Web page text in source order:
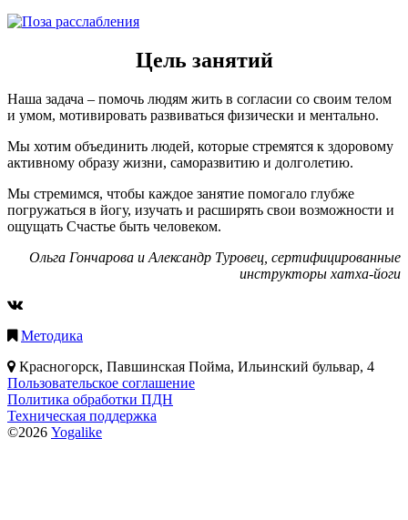
Цель занятий
Наша задача – помочь людям жить в согласии со своим телом
и умом, мотивировать развиваться физически и ментально.
Мы хотим объединить людей, которые стремятся к здоровому
активному образу жизни, саморазвитию и долголетию.
Мы стремимся, чтобы каждое занятие помогало глубже
погружаться в йогу, изучать и расширять свои возможности и
ощущать Счастье быть человеком.
Ольга Гончарова и Александр Туровец, сертифицированные
инструкторы хатха-йоги
Методика
Красногорск, Павшинская Пойма, Ильинский бульвар, 4
Пользовательское соглашение
Политика обработки ПДН
Техническая поддержка
©2026 Yogalike